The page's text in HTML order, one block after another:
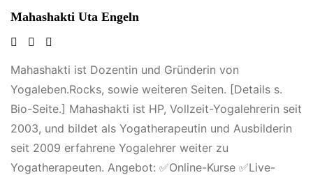
Mahashakti Uta Engeln
Mahashakti ist Dozentin und Gründerin von
Yogaleben.Rocks, sowie weiteren Seiten. [Details s.
Bio-Seite.] Mahashakti ist HP, Vollzeit-Yogalehrerin seit
2003, und bildet als Yogatherapeutin und Ausbilderin
seit 2009 erfahrene Yogalehrer weiter zu
Yogatherapeuten. Angebot: ✅Online-Kurse ✅Live-